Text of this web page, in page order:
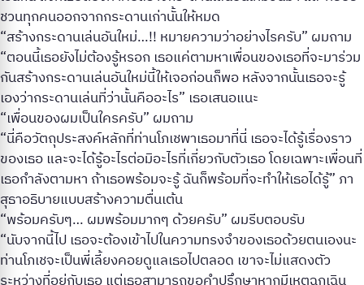
ชวนทุกคนออกจากกระดานเก่านั้นให้หมด
“สร้างกระดานเล่นอันใหม่…!! หมายความว่าอย่างไรครับ” ผมถาม
“ตอนนี้เธอยังไม่ต้องรู้หรอก เธอแค่ตามหาเพื่อนของเธอที่จะมาร่วม
กันสร้างกระดานเล่นอันใหม่นี้ให้เจอก่อนก็พอ หลังจากนั้นเธอจะรู้
เองว่ากระดานเล่นที่ว่านั้นคืออะไร” เธอเสนอแนะ
“เพื่อนของผมเป็นใครครับ” ผมถาม
“นี่คือวัตถุประสงค์หลักที่ท่านโภเชพาเธอมาที่นี่ เธอจะได้รู้เรื่องราว
ของเธอ และจะได้รู้อะไรต่อมิอะไรที่เกี่ยวกับตัวเธอ โดยเฉพาะเพื่อนที่
เธอกำลังตามหา ถ้าเธอพร้อมจะรู้ ฉันก็พร้อมที่จะทำให้เธอได้รู้” ภา
สุธาอธิบายแบบสร้างความตื่นเต้น
“พร้อมครับๆ… ผมพร้อมมากๆ ด้วยครับ” ผมรีบตอบรับ
“นับจากนี้ไป เธอจะต้องเข้าไปในความทรงจำของเธอด้วยตนเองนะ
ท่านโภเชจะเป็นพี่เลี้ยงคอยดูแลเธอไปตลอด เขาจะไม่แสดงตัว